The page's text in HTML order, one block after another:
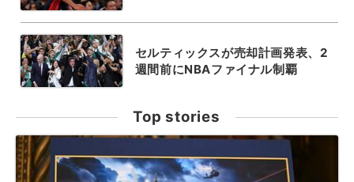
セルティックスが売却計画発表、2
週間前にNBAファイナル制覇
Top stories